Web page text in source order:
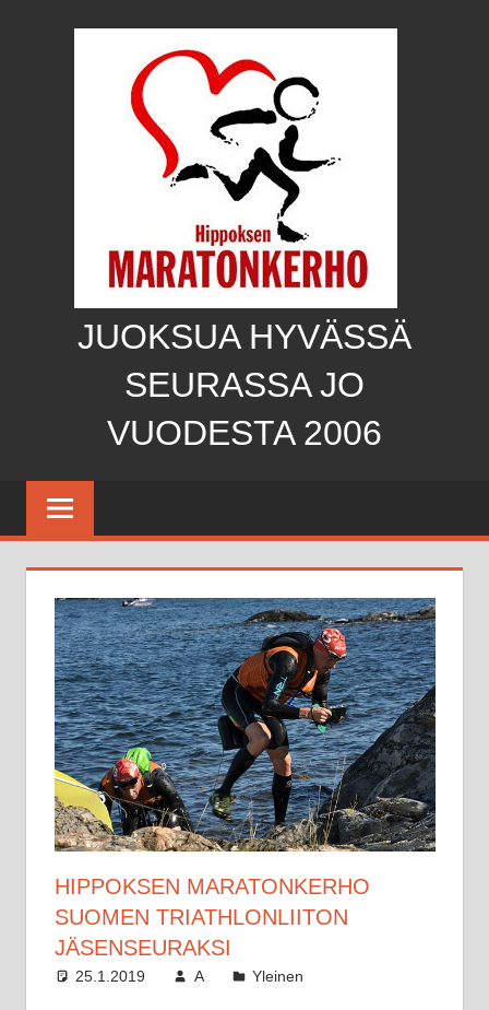
JUOKSUA HYVÄSSÄ
SEURASSA JO
VUODESTA 2006
Maratonkerho
HIPPOKSEN MARATONKERHO
SUOMEN TRIATHLONLIITON
JÄSENSEURAKSI
25.1.2019 A Yleinen